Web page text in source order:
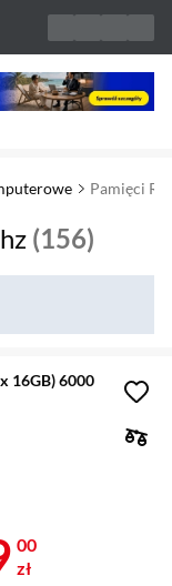
aktualny element 1 z
Pamięci
(156)
16GB) 6000
279
00
zł